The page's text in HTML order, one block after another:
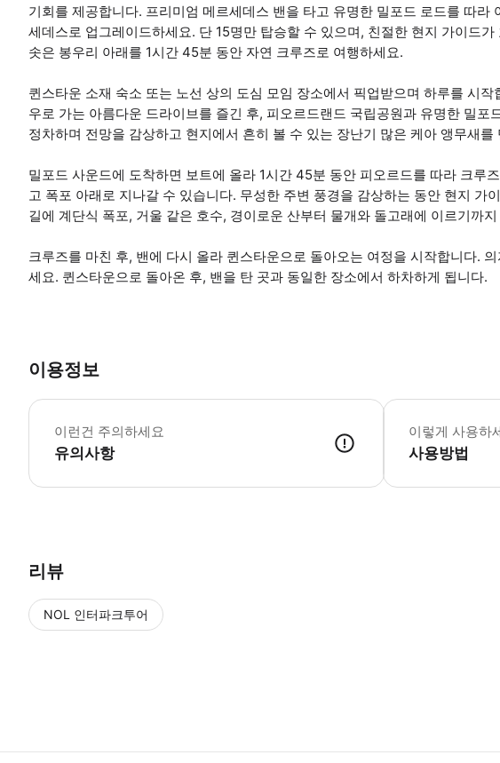
기회를 제공합니다. 프리미엄 메르세데스 밴을 타고 유명한 밀포드 로드를 따라
세데스로 업그레이드하세요. 단 15명만 탑승할 수 있으며, 친절한 현지 가이드
솟은 봉우리 아래를 1시간 45분 동안 자연 크루즈로 여행하세요.
퀸스타운 소재 숙소 또는 노선 상의 도심 모임 장소에서 픽업받으며 하루를 시
우로 가는 아름다운 드라이브를 즐긴 후, 피오르드랜드 국립공원과 유명한 밀포
정차하며 전망을 감상하고 현지에서 흔히 볼 수 있는 장난기 많은 케아 앵무새를
밀포드 사운드에 도착하면 보트에 올라 1시간 45분 동안 피오르드를 따라 크루
고 폭포 아래로 지나갈 수 있습니다. 무성한 주변 풍경을 감상하는 동안 현지 가
길에 계단식 폭포, 거울 같은 호수, 경이로운 산부터 물개와 돌고래에 이르기까
크루즈를 마친 후, 밴에 다시 올라 퀸스타운으로 돌아오는 여정을 시작합니다.
세요. 퀸스타운으로 돌아온 후, 밴을 탄 곳과 동일한 장소에서 하차하게 됩니다.
이용정보
이런건 주의하세요
유의사항
• 간식을 가져오는 것
이렇게 사용하
사용방법
리뷰
NOL 인터파크투어